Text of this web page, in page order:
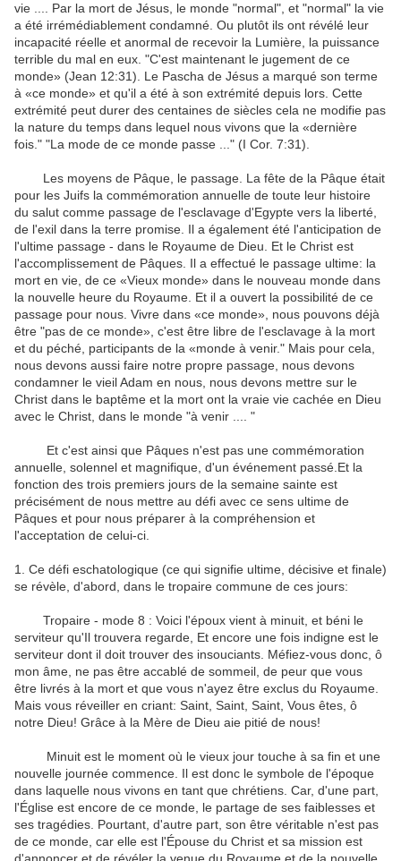
vie .... Par la mort de Jésus, le monde "normal", et "normal" la vie
a été irrémédiablement condamné. Ou plutôt ils ont révélé leur
incapacité réelle et anormal de recevoir la Lumière, la puissance
terrible du mal en eux. "C'est maintenant le jugement de ce
monde» (Jean 12:31). Le Pascha de Jésus a marqué son terme
à «ce monde» et qu'il a été à son extrémité depuis lors. Cette
extrémité peut durer des centaines de siècles cela ne modifie pas
la nature du temps dans lequel nous vivons que la «dernière
fois." "La mode de ce monde passe ..." (I Cor. 7:31).
Les moyens de Pâque, le passage. La fête de la Pâque était
pour les Juifs la commémoration annuelle de toute leur histoire
du salut comme passage de l'esclavage d'Egypte vers la liberté,
de l'exil dans la terre promise. Il a également été l'anticipation de
l'ultime passage - dans le Royaume de Dieu. Et le Christ est
l'accomplissement de Pâques. Il a effectué le passage ultime: la
mort en vie, de ce «Vieux monde» dans le nouveau monde dans
la nouvelle heure du Royaume. Et il a ouvert la possibilité de ce
passage pour nous. Vivre dans «ce monde», nous pouvons déjà
être "pas de ce monde», c'est être libre de l'esclavage à la mort
et du péché, participants de la «monde à venir." Mais pour cela,
nous devons aussi faire notre propre passage, nous devons
condamner le vieil Adam en nous, nous devons mettre sur le
Christ dans le baptême et la mort ont la vraie vie cachée en Dieu
avec le Christ, dans le monde "à venir .... "
Et c'est ainsi que Pâques n'est pas une commémoration
annuelle, solennel et magnifique, d'un événement passé.Et la
fonction des trois premiers jours de la semaine sainte est
précisément de nous mettre au défi avec ce sens ultime de
Pâques et pour nous préparer à la compréhension et
l'acceptation de celui-ci.
1. Ce défi eschatologique (ce qui signifie ultime, décisive et finale)
se révèle, d'abord, dans le tropaire commune de ces jours:
Tropaire - mode 8 : Voici l'époux vient à minuit, et béni le
serviteur qu'Il trouvera regarde, Et encore une fois indigne est le
serviteur dont il doit trouver des insouciants. Méfiez-vous donc, ô
mon âme, ne pas être accablé de sommeil, de peur que vous
être livrés à la mort et que vous n'ayez être exclus du Royaume.
Mais vous réveiller en criant: Saint, Saint, Saint, Vous êtes, ô
notre Dieu! Grâce à la Mère de Dieu aie pitié de nous!
Minuit est le moment où le vieux jour touche à sa fin et une
nouvelle journée commence. Il est donc le symbole de l'époque
dans laquelle nous vivons en tant que chrétiens. Car, d'une part,
l'Église est encore de ce monde, le partage de ses faiblesses et
ses tragédies. Pourtant, d'autre part, son être véritable n'est pas
de ce monde, car elle est l'Épouse du Christ et sa mission est